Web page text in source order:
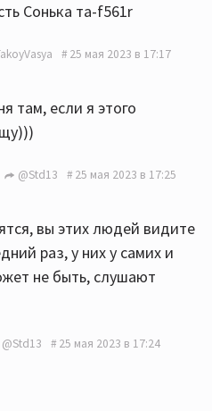
Сонька та-f561r
25 мая 2023 в 17:17
там, если я этого
@Std13 25 мая 2023 в 17:25
вы этих людей видите
раз, у них у самих и
не быть, слушают
@Std13 25 мая 2023 в 17:24